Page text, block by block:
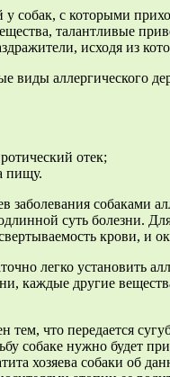
собак, с которыми
талантливые
исходя из
виды аллергического
отек;
пищу.
заболевания
суть болезни.
крови, и
легко установить
каждые другие
тем, что передается
собаке нужно будет
хозяева собаки об